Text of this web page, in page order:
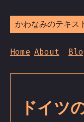
かわなみのテキス
Home About
ドイツ